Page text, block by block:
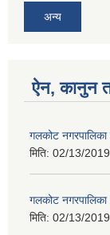
अन्य
ऐन, कानुन
गलकोट नगरपालिका
मिति: 02/13/
गलकोट
मिति: 02/13/